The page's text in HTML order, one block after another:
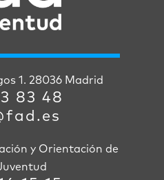
1. 28036 Madrid
83 48
y Orientación de